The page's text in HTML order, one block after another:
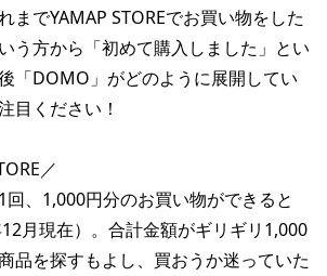
までYAMAP STOREでお買い物をした
う方から「初めて購入しました」とい
「DOMO」がどのように展開してい
目ください！
／
回、1,000円分のお買い物ができると
月現在）。合計金額がギリギリ1,000
品を探すもよし、買おうか迷っていた